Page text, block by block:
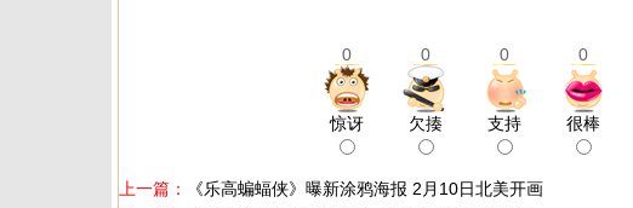
0 0 0 0
惊讶 欠揍 支持 很棒
上一篇：
《乐高蝙蝠侠》曝新涂鸦海报 2月10日北美开画